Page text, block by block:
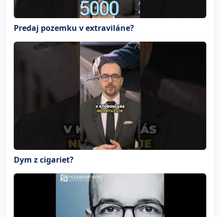
Predaj pozemku v extraviláne?
Dym z cigariet?